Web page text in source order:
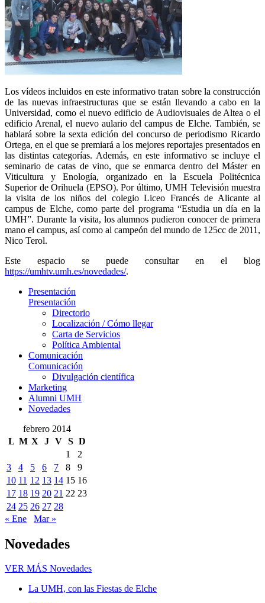
Los vídeos incluidos en este informativo tratan sobre la construcción
de las nuevas infraestructuras que se están llevando a cabo en la
Universidad, como el nuevo edificio de Audiovisuales de Altea o el
edificio Arenal, el nuevo aulario del campus de Elche. También, se
hablará sobre la sexta edición del concurso de periodismo Ricardo
Ortega, en el que se premiará a los mejores reportajes presentados en
las distintas categorías. Además, en este informativo se incluye el
seminario de catas de vino, que se enmarca dentro del Máster en
Viticultura y Enología, organizado en la Escuela Politécnica
Superior de Orihuela (EPSO). Por último, UMH Televisión muestra
la visita de los niños del colegio Liceo Francés de Alicante al
campus de Elche, como parte del programa “Estudia un día en la
UMH”. Durante la visita, los alumnos pudieron conocer de primera
mano el campus, así como al campeón del mundo de 125cc de 2011,
Nico Terol.
Este espacio se puede consultar en el blog
https://umhtv.umh.es/novedades/.
Presentación
Presentación
Directorio
Localización / Cómo llegar
Carta de Servicios
Política Ambiental
Comunicación
Comunicación
Divulgación científica
Marketing
Alumni UMH
Novedades
febrero 2014
L M X J V S D
1
2
3
4 5 6 7 8
9
10 11 12 13 14 15 16
17 18 19 20 21 22 23
24 25 26 27 28
« Ene
Mar »
Novedades
VER MÁS Novedades
La UMH, con las Fiestas de Elche